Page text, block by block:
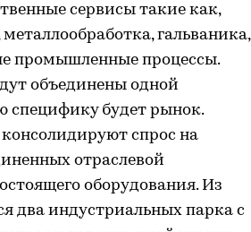
сервисы такие как,
гальваника,
промышленные процессы.
объединены одной
специфику будет рынок.
спрос на
отраслевой
оборудования. Из
два индустриальных парка с